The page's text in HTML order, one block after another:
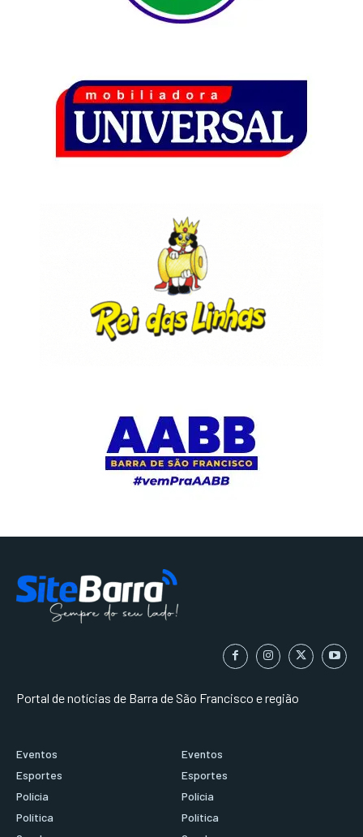
Portal de notícias de Barra de São Francisco e região
Eventos
Esportes
Polícia
Política
Eventos
Esportes
Polícia
Política